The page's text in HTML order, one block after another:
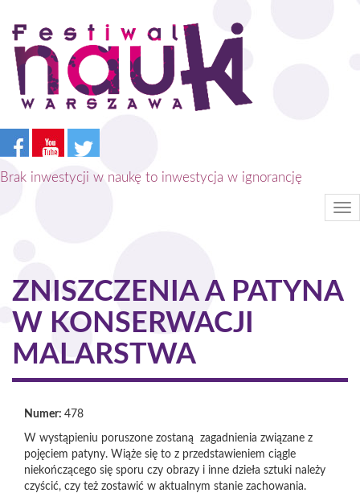
Przejdź
treści
Brak inwestycji w naukę to inwestycja w ignorancję
ZNISZCZENIA A PATYNA
W KONSERWACJI
MALARSTWA
Numer: 478
W wystąpieniu poruszone zostaną zagadnienia związane z
pojęciem patyny. Wiąże się to z przedstawieniem ciągle
niekończącego się sporu czy obrazy i inne dzieła sztuki należy
czyścić, czy też zostawić w aktualnym stanie zachowania.